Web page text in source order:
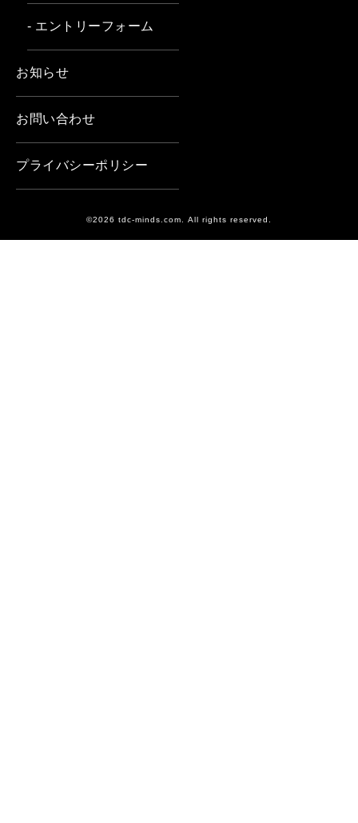
- エントリーフォーム
お知らせ
お問い合わせ
プライバシーポリシー
©2026 tdc-minds.com. All rights reserved.